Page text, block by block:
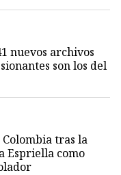
nuevos archivos
son los del
Colombia tras la
Espriella como